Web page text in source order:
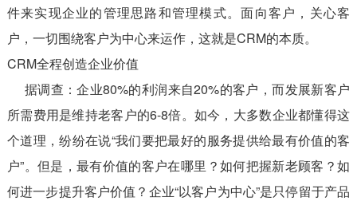
件来实现企业的管理思路和管理模式。面向客户，关心客
户，一切围绕客户为中心来运作，这就是CRM的本质。
CRM全程创造企业价值
据调查：企业80%的利润来自20%的客户，而发展新客户
所需费用是维持老客户的6-8倍。如今，大多数企业都懂得这
个道理，纷纷在说“我们要把最好的服务提供给最有价值的客
户”。但是，最有价值的客户在哪里？如何把握新老顾客？如
何进一步提升客户价值？企业“以客户为中心”是只停留于产品